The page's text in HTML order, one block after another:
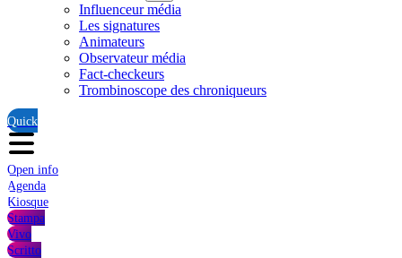
Influenceur média
Les signatures
Animateurs
Observateur média
Fact-checkeurs
Trombinoscope des chroniqueurs
Quick
Open info
Agenda
Kiosque
Stampa
Vivo
Scritto